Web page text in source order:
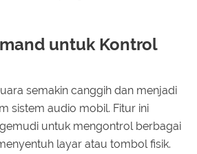
untuk Kontrol
semakin canggih dan menjadi
sistem audio mobil. Fitur ini
untuk mengontrol berbagai
layar atau tombol fisik.